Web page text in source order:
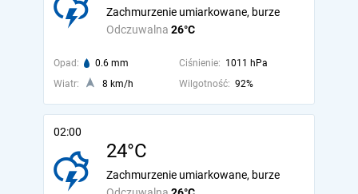
Odczuwalna 26°C
Zachmurzenie umiarkowane, burze
Opad: 0.6 mm Ciśnienie: 1011 hPa
Wiatr:
8 km/h Wilgotność: 92%
02:00
24°C
Zachmurzenie umiarkowane, burze